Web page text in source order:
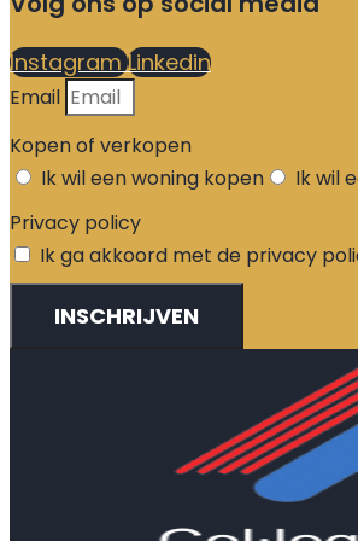
Instagram Linkedin
Email
Kopen of verkopen
Ik wil een woning kopen
Ik wil
Privacy policy
Ik ga akkoord met de privacy
INSCHRIJVEN